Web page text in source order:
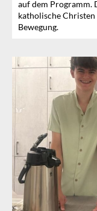
auf dem Programm.
katholische
Bewegung.